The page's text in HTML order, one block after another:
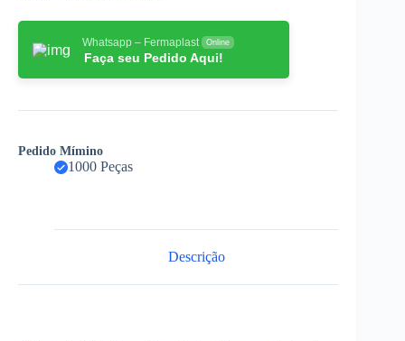
Whatsapp – Fermaplast Online
Faça seu Pedido Aqui!
Pedido Mímino
1000 Peças
Descrição